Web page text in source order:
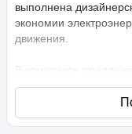
выполнена
экономии
движения.
В комплексе
решений: в наличии
европланировки. Они
высота потолков